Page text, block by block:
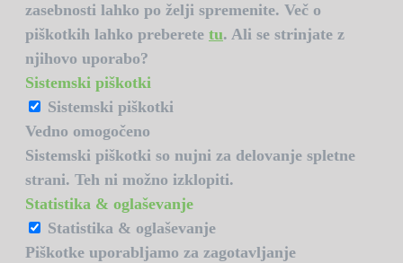
zasebnosti lahko po želji spremenite. Več o
piškotkih lahko preberete tu. Ali se strinjate z
njihovo uporabo?
Sistemski piškotki
Sistemski piškotki
Vedno omogočeno
Sistemski piškotki so nujni za delovanje spletne
strani. Teh ni možno izklopiti.
Statistika & oglaševanje
Statistika & oglaševanje
Piškotke uporabljamo za zagotavljanje